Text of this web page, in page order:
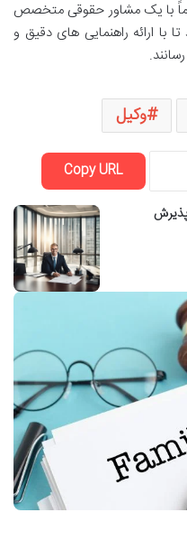
با یک مشاور حقوقی متخصص
با ارائه راهنمایی های دقیق و
وکیل
Copy URL